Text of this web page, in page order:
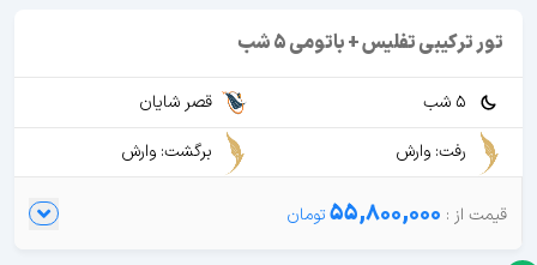
تور ترکیبی تفلیس + باتومی 5 شب
5 شب
قصر شایان
رفت: وارش
برگشت: وارش
55,800,000